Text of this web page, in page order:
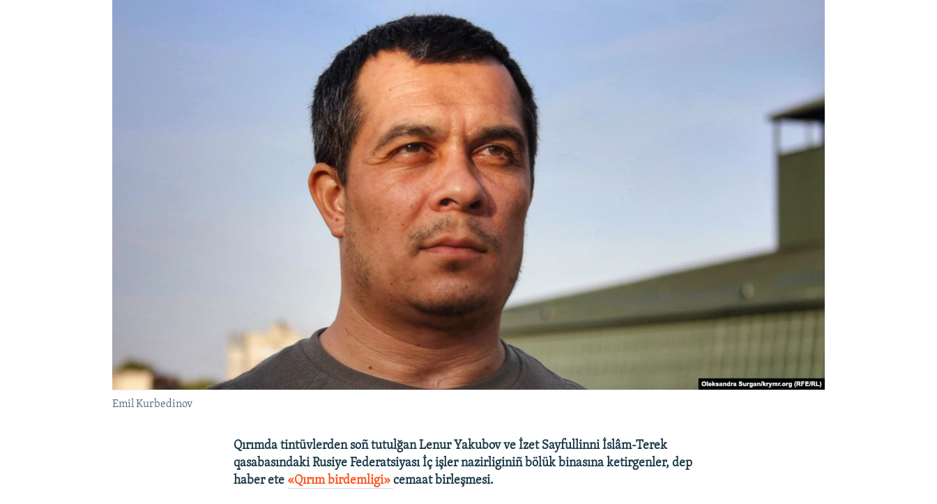
Emil Kurbedinov
Qırımda tintüvlerden soñ tutulğan Lenur Yakubov ve İzet Sayfullinni İslâm-Terek
qasabasındaki Rusiye Federatsiyası İç işler nazirliginiñ bölük binasına ketirgenler, dep
haber ete «Qırım birdemligi»cemaat birleşmesi.